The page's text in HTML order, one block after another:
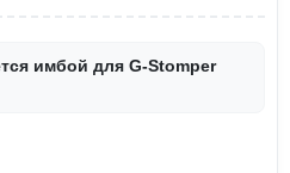
имбой для G-Stomper